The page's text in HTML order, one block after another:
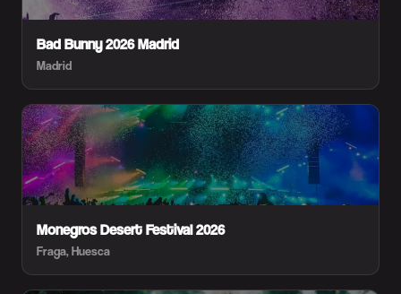
Bad Bunny 2026 Madrid
Madrid
Monegros Desert Festival 2026
Fraga, Huesca